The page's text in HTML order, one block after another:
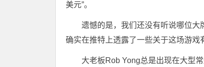
美元”。
遗憾的是，我们还没有听说哪位大
确实在推特上透露了一些关于这场游戏
大老板Rob Yong总是出现在大型